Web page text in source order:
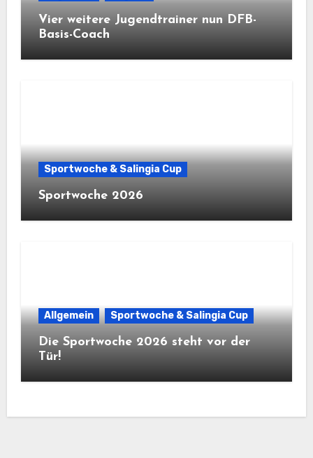
Vier weitere Jugendtrainer nun DFB-
Basis-Coach
Sportwoche & Salingia Cup
Sportwoche 2026
Allgemein Sportwoche & Salingia Cup
Die Sportwoche 2026 steht vor der
Tür!